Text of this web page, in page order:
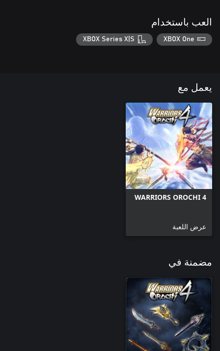
العب باستخدام
XBOX One
XBOX Series X|S
يعمل مع
WARRIORS OROCHI 4
عرض اللعبة
مضمنة في